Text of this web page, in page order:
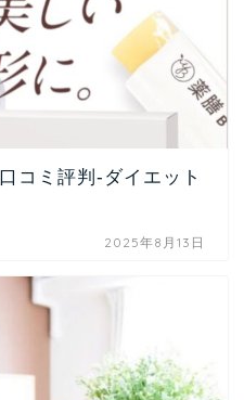
コミ評判-ダイエット
2025年8月13日